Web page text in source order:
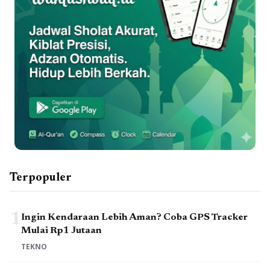
Terpopuler
1Ingin Kendaraan Lebih Aman? Coba GPS Tracker
Mulai Rp1 Jutaan
TEKNO